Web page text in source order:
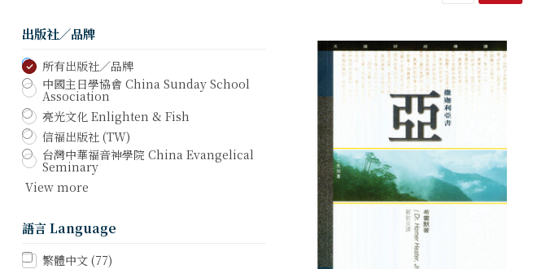
出版社／品牌
所有出版社／品牌
中國主日學協會 China Sunday School
Association
亮光文化 Enlighten & Fish
信福出版社 (TW)
台灣中華福音神學院 China Evangelical
Seminary
View more
語言 Language
繁體中文 (77)